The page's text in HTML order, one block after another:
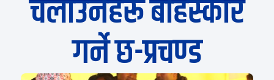
चलाउनेहरू बहिस्कार
गर्ने छ-प्रचण्ड